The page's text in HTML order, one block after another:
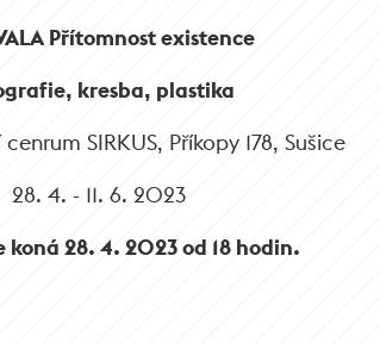
Přítomnost existence
kresba, plastika
SIRKUS, Příkopy 178, Sušice
28. 4. - 11. 6. 2023
koná 28. 4. 2023 od 18 hodin.